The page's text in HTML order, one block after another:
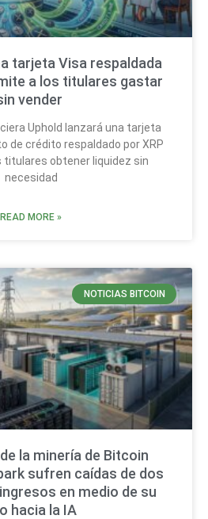
tarjeta Visa respaldada
a los titulares gastar
vender
Uphold lanzará una tarjeta
de crédito respaldado por XRP
titulares obtener liquidez sin
necesidad
READ MORE »
NOTICIAS BITCOIN
la minería de Bitcoin
sufren caídas de dos
en medio de su
hacia la IA